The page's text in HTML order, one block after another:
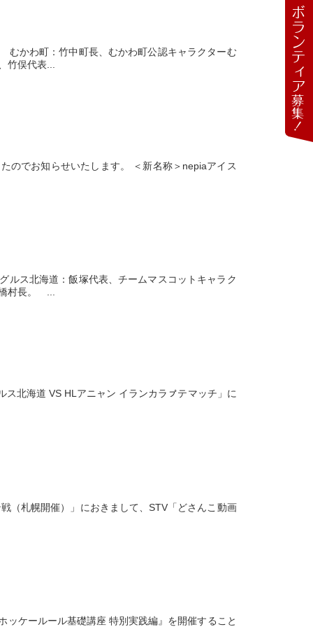
わ町：竹中町長、むかわ町公認キャラクターむ
竹俣代表...
のでお知らせいたします。 ＜新名称＞nepiaアイス
北海道：飯塚代表、チームマスコットキャラク
橋村長。 ...
北海道 VS HLアニャン イランカラㇷ゚テマッチ」に
（札幌開催）」におきまして、STV「どさんこ動画
ケールール基礎講座 特別実践編』を開催すること